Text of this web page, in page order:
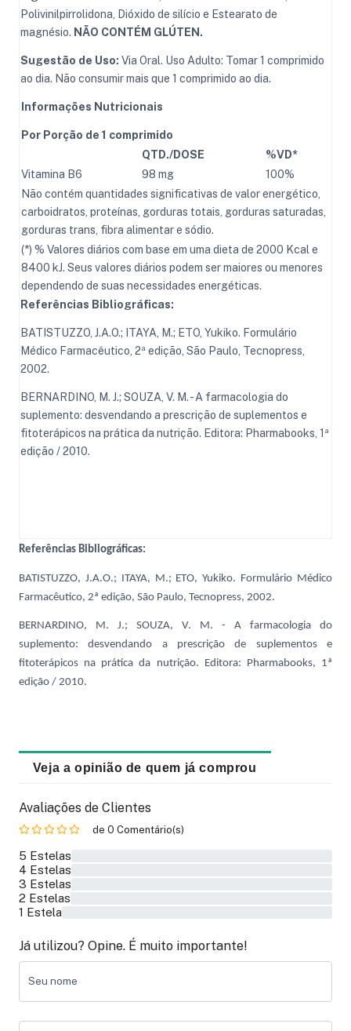
Polivinilpirrolidona, Dióxido de silício e Estearato de
magnésio. NÃO CONTÉM GLÚTEN.
Sugestão de Uso: Via Oral. Uso Adulto: Tomar 1 comprimido
ao dia. Não consumir mais que 1 comprimido ao dia.
Informações Nutricionais
Por Porção de 1 comprimido
QTD./DOSE
%VD*
Vitamina B6
98 mg
100%
Não contém quantidades significativas de valor energético,
carboidratos, proteínas, gorduras totais, gorduras saturadas,
gorduras trans, fibra alimentar e sódio.
(*) % Valores diários com base em uma dieta de 2000 Kcal e
8400 kJ. Seus valores diários podem ser maiores ou menores
dependendo de suas necessidades energéticas.
Referências Bibliográficas:
BATISTUZZO, J.A.O.; ITAYA, M.; ETO, Yukiko. Formulário
Médico Farmacêutico, 2ª edição, São Paulo, Tecnopress,
2002.
BERNARDINO, M. J.; SOUZA, V. M. - A farmacologia do
suplemento: desvendando a prescrição de suplementos e
fitoterápicos na prática da nutrição. Editora: Pharmabooks, 1ª
edição / 2010.
Referências Bibliográficas:
BATISTUZZO, J.A.O.; ITAYA, M.; ETO, Yukiko. Formulário Médico
Farmacêutico, 2ª edição, São Paulo, Tecnopress, 2002.
BERNARDINO, M. J.; SOUZA, V. M. - A farmacologia do
suplemento: desvendando a prescrição de suplementos e
fitoterápicos na prática da nutrição. Editora: Pharmabooks, 1ª
edição / 2010.
Veja a opinião de quem já comprou
Avaliações de Clientes
de 0 Comentário(s)
5 Estelas
4 Estelas
3 Estelas
2 Estelas
1 Estela
Já utilizou? Opine. É muito importante!
Seu nome